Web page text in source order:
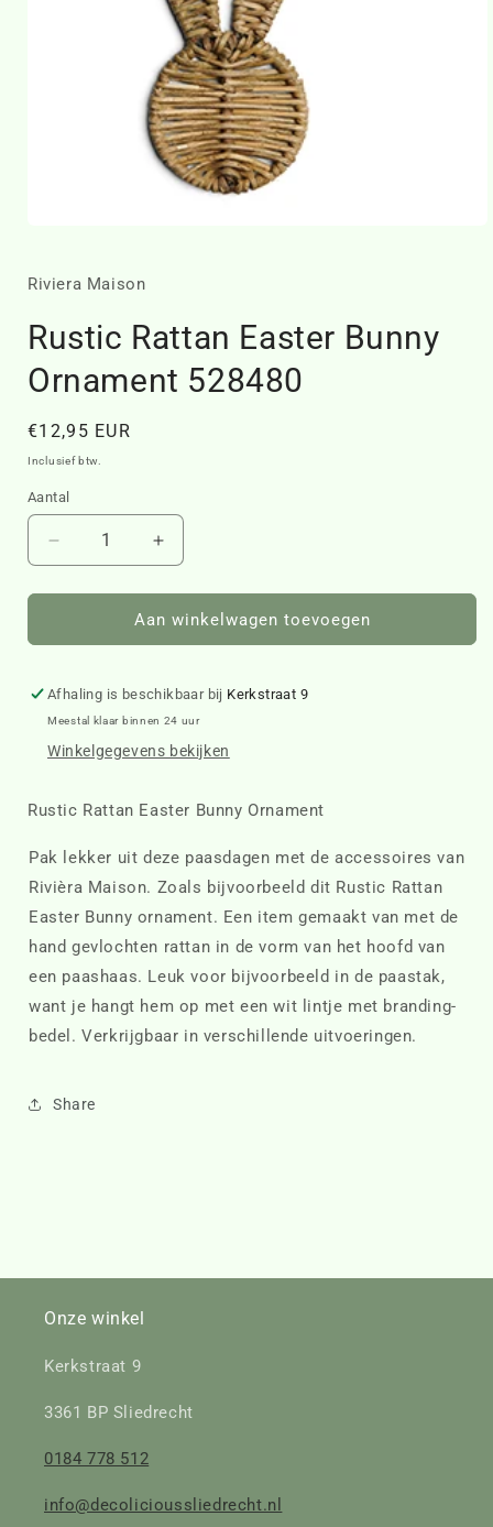
in
Riviera Maison
Rustic Rattan Easter Bunny
Ornament 528480
Normale
prijs
€12,95 EUR
Inclusief btw.
Aantal
Aantal
verlagen
voor
Rattan
Bunny
Ornament
Aantal
verhogen
voor
Rustic
Rattan
Bunny
Ornament
Aan winkelwagen toevoegen
Afhaling is beschikbaar bij Kerkstraat 9
Meestal klaar binnen 24 uur
Winkelgegevens bekijken
Rustic Rattan Easter Bunny Ornament
Pak lekker uit deze paasdagen met de accessoires van
Rivièra Maison. Zoals bijvoorbeeld dit Rustic Rattan
Easter Bunny ornament. Een item gemaakt van met de
hand gevlochten rattan in de vorm van het hoofd van
een paashaas. Leuk voor bijvoorbeeld in de paastak,
want je hangt hem op met een wit lintje met branding-
bedel. Verkrijgbaar in verschillende uitvoeringen.
Share
Onze winkel
Kerkstraat 9
3361 BP Sliedrecht
0184 778 512
info@decolicioussliedrecht.nl